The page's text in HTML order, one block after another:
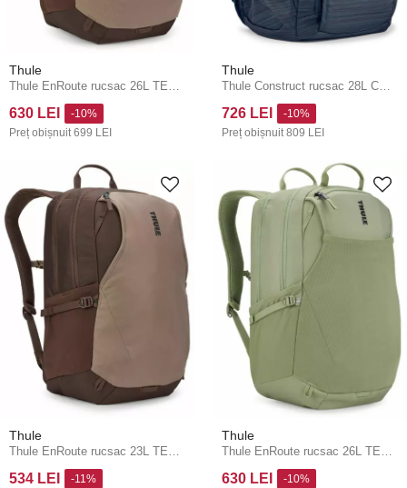
Thule
630 LEI
Preț obișnuit 699 LEI
-10%
Thule
726 LEI
Preț obișnuit 809 LEI
-10%
Thule
Thule EnRoute rucsac 23L TEBP5216 - Tinted Taupe/Nuanced Brown
534 LEI -11%
Thule
Thule EnRoute rucsac 26L TEBP5316 - Quiet Green
630 LEI -10%